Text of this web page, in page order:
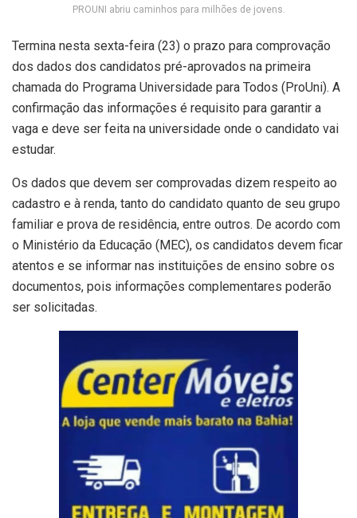
PROUNI abriu caminhos para milhões de jovens.
Termina nesta sexta-feira (23) o prazo para comprovação
dos dados dos candidatos pré-aprovados na primeira
chamada do Programa Universidade para Todos (ProUni). A
confirmação das informações é requisito para garantir a
vaga e deve ser feita na universidade onde o candidato vai
estudar.
Os dados que devem ser comprovadas dizem respeito ao
cadastro e à renda, tanto do candidato quanto de seu grupo
familiar e prova de residência, entre outros. De acordo com
o Ministério da Educação (MEC), os candidatos devem ficar
atentos e se informar nas instituições de ensino sobre os
documentos, pois informações complementares poderão
ser solicitadas.